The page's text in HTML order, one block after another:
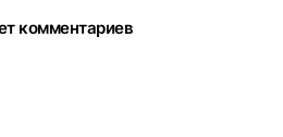
комментариев